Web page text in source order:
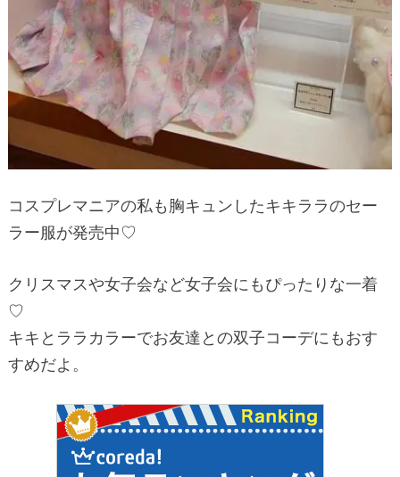
コスプレマニアの私も胸キュンしたキキララのセー
ラー服が発売中♡
クリスマスや女子会など女子会にもぴったりな一着
♡
キキとララカラーでお友達との双子コーデにもおす
すめだよ。